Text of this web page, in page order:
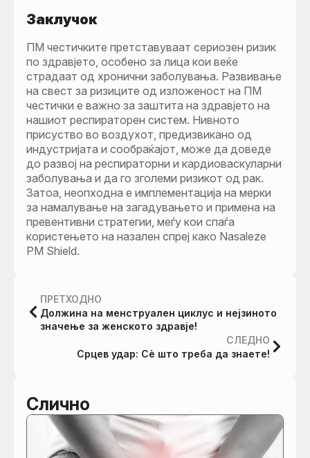
Заклучок
ПМ честичките претставуваат сериозен ризик
по здравјето, особено за лица кои веќе
страдаат од хронични заболувања. Развивање
на свест за ризиците од изложеност на ПМ
честички е важно за заштита на здравјето на
нашиот респираторен систем. Нивното
присуство во воздухот, предизвикано од
индустријата и сообраќајот, може да доведе
до развој на респираторни и кардиоваскуларни
заболувања и да го зголеми ризикот од рак.
Затоа, неопходна е имплементација на мерки
за намалување на загадувањето и примена на
превентивни стратегии, меѓу кои спаѓа
користењето на назален спреј како Nasaleze
PM Shield.
ПРЕТХОДНО
Должина на менструален циклус и нејзиното
значење за женското здравје!
СЛЕДНО
Срцев удар: Сè што треба да знаете!
Слично